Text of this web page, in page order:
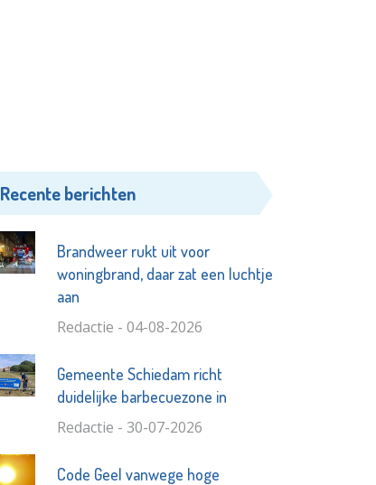
Recente berichten
Brandweer rukt uit voor
woningbrand, daar zat een luchtje
aan
Redactie - 04-08-2026
Gemeente Schiedam richt
duidelijke barbecuezone in
Redactie - 30-07-2026
Code Geel vanwege hoge